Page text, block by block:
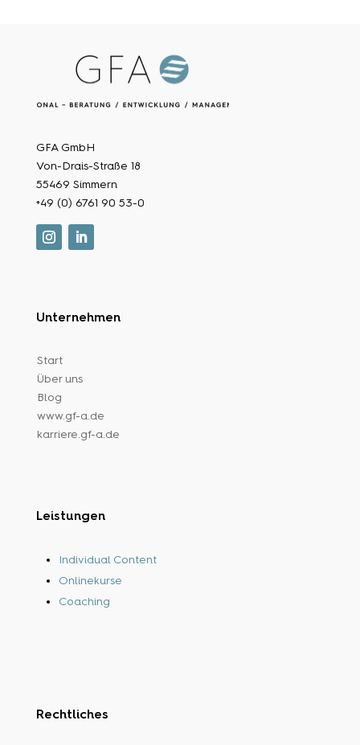
GFA GmbH
Von-Drais-Straße 18
55469 Simmern
+49 (0) 6761 90 53-0
Unternehmen
Start
Über uns
Blog
www.gf-a.de
karriere.gf-a.de
Leistungen
Individual Content
Onlinekurse
Coaching
Rechtliches